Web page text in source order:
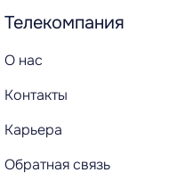
Телекомпания
О нас
Контакты
Карьера
Обратная связь